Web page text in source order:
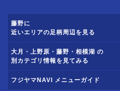
藤野に
近いエリアの足柄周辺を見る
大月・上野原・藤野・相模湖 の
別カテゴリ情報を見てみる
フジヤマNAVI メニューガイド